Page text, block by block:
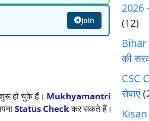
Join
हो चुके हैं। Mukhyamantri
Status Checkकर सकते हैं।
2026
(12)
Bihar
की
CSC
सेवाएं